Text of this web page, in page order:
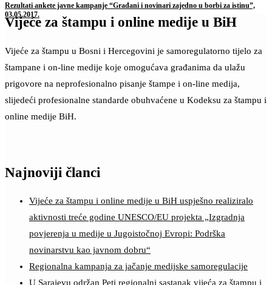
Rezultati ankete javne kampanje “Građani i novinari zajedno u borbi za istinu”,
03.05.2017.
Vijeće za štampu i online medije u BiH
Vijeće za štampu u Bosni i Hercegovini je samoregulatorno tijelo za
štampane i on-line medije koje omogućava građanima da ulažu
prigovore na neprofesionalno pisanje štampe i on-line medija,
slijedeći profesionalne standarde obuhvaćene u Kodeksu za štampu i
online medije BiH.
Najnoviji članci
Vijeće za štampu i online medije u BiH uspješno realiziralo
aktivnosti treće godine UNESCO/EU projekta „Izgradnja
povjerenja u medije u Jugoistočnoj Evropi: Podrška
novinarstvu kao javnom dobru“
Regionalna kampanja za jačanje medijske samoregulacije
U Sarajevu održan Peti regionalni sastanak vijeća za štampu i